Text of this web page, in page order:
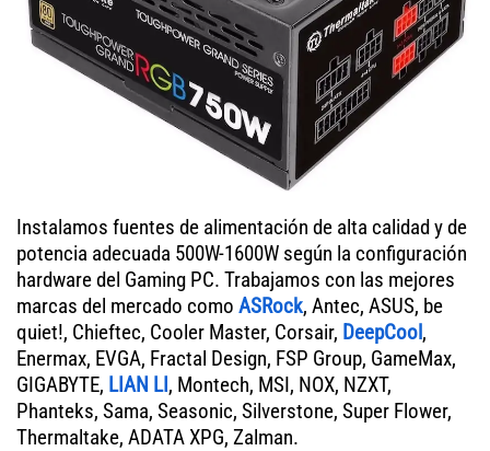
Instalamos fuentes de alimentación de alta calidad y de
potencia adecuada 500W-1600W según la configuración
hardware del Gaming PC. Trabajamos con las mejores
marcas del mercado como ASRock, Antec, ASUS, be
quiet!, Chieftec, Cooler Master, Corsair, DeepCool,
Enermax, EVGA, Fractal Design, FSP Group, GameMax,
GIGABYTE, LIAN LI, Montech, MSI, NOX, NZXT,
Phanteks, Sama, Seasonic, Silverstone, Super Flower,
Thermaltake, ADATA XPG, Zalman.